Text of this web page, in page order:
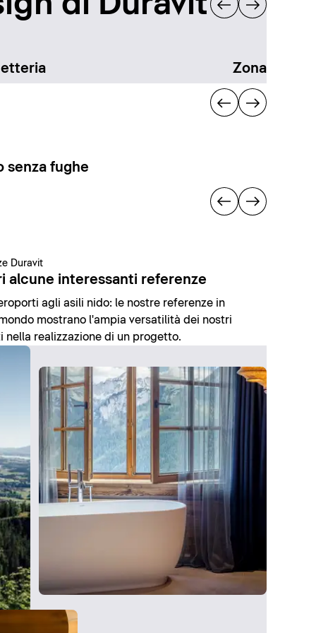
Zona doccia
senza fughe
Duravit
alcune interessanti referenze
agli asili nido: le nostre referenze in
mostrano l'ampia versatilità dei nostri
nella realizzazione di un progetto.